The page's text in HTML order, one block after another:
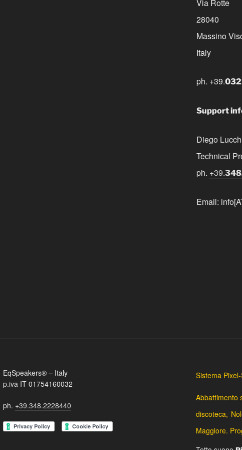
Via Rotte
28040
Massino
Italy
ph. +39.
Support
Diego
Technical
ph. +39.
Email:
EqSpeakers® – Italy
p.iva IT 01754160032
ph. +39.348.2228440
Sistema
Abbattimento
discoteca,
Maggiore.